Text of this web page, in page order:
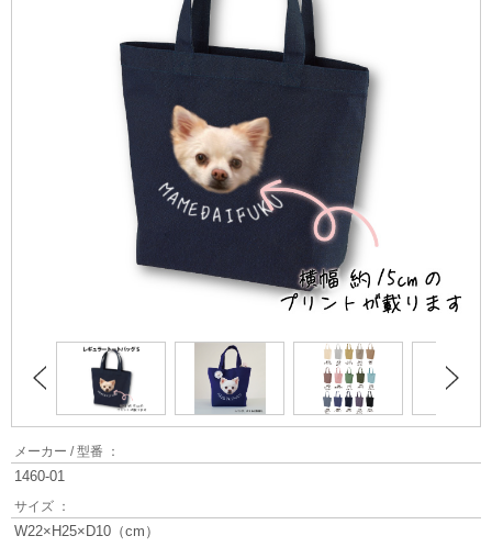
メーカー / 型番 ：
1460-01
サイズ ：
W22×H25×D10（cm）